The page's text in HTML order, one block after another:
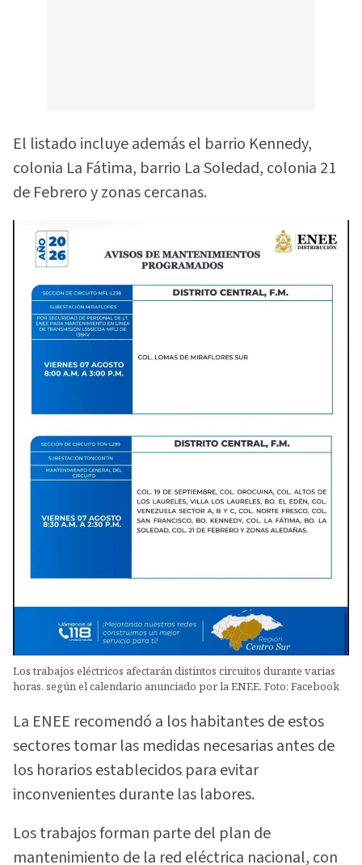
El listado incluye además el barrio Kennedy,
colonia La Fátima, barrio La Soledad, colonia 21
de Febrero y zonas cercanas.
Los trabajos eléctricos afectarán distintos circuitos durante varias
horas, según el calendario anunciado por la ENEE. Foto: Facebook
La ENEE recomendó a los habitantes de estos
sectores tomar las medidas necesarias antes de
los horarios establecidos para evitar
inconvenientes durante las labores.
Los trabajos forman parte del plan de
mantenimiento de la red eléctrica nacional, con